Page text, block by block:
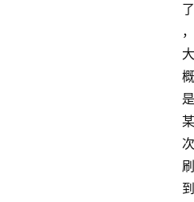
了
，
大
概
是
某
次
刷
到